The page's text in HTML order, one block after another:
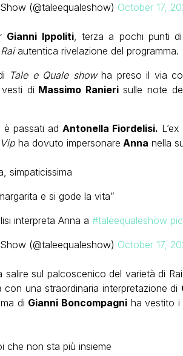
(@taleequaleshow) October 17,
Gianni Ippoliti, terza a pochi punti di
autentica rivelazione del programma.
Tale e Quale showha preso il via
di Massimo Ranierisulle note
è passati ad Antonella Fiordelisi.
ha dovuto impersonare Anna nella
simpaticissima
e si gode la vita”
interpreta Anna a #taleequaleshow
(@taleequaleshow) October 17,
salire sul palcoscenico del varietà di
una straordinaria interpretazione di
di Gianni Boncompagniha vestito i
che non sta più insieme